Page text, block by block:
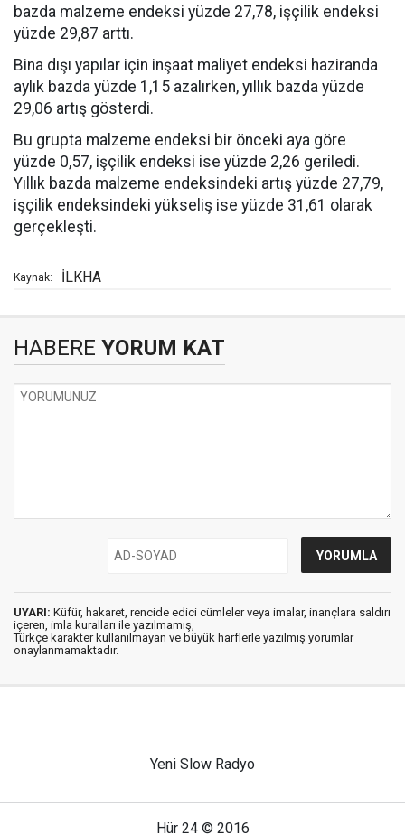
bazda malzeme endeksi yüzde 27,78, işçilik endeksi
yüzde 29,87 arttı.
Bina dışı yapılar için inşaat maliyet endeksi haziranda
aylık bazda yüzde 1,15 azalırken, yıllık bazda yüzde
29,06 artış gösterdi.
Bu grupta malzeme endeksi bir önceki aya göre
yüzde 0,57, işçilik endeksi ise yüzde 2,26 geriledi.
Yıllık bazda malzeme endeksindeki artış yüzde 27,79,
işçilik endeksindeki yükseliş ise yüzde 31,61 olarak
gerçekleşti.
Kaynak: İLKHA
HABERE YORUM KAT
UYARI: Küfür, hakaret, rencide edici cümleler veya imalar, inançlara saldırı
içeren, imla kuralları ile yazılmamış,
Türkçe karakter kullanılmayan ve büyük harflerle yazılmış yorumlar
onaylanmamaktadır.
Yeni Slow Radyo
Hür 24 © 2016